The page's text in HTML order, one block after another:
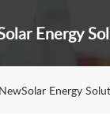
Energy
NewSolar Energy